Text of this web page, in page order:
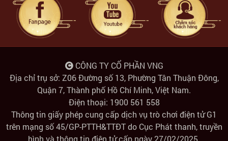
CÔNG TY CỔ PHẦN VNG
Địa chỉ trụ sở: Z06 Đường số 13, Phường Tân Thuận Đông,
Quận 7, Thành phố Hồ Chí Minh, Việt Nam.
Điện thoại: 1900 561 558
Thông tin giấy phép cung cấp dịch vụ trò chơi điện tử G1
trên mạng số 45/GP-PTTH&TTĐT do Cục Phát thanh, truyền
hình và thông tin điện tử cấp ngày 27/02/2025.